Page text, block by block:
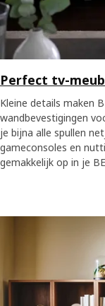
Perfect tv-
Kleine details maken
wandbevestigingen
je bijna alle spullen
gameconsoles en
gemakkelijk op in je